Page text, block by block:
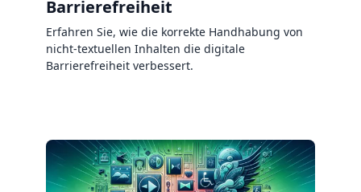
Barrierefreiheit
Erfahren Sie, wie die korrekte Handhabung von
nicht-textuellen Inhalten die digitale
Barrierefreiheit verbessert.